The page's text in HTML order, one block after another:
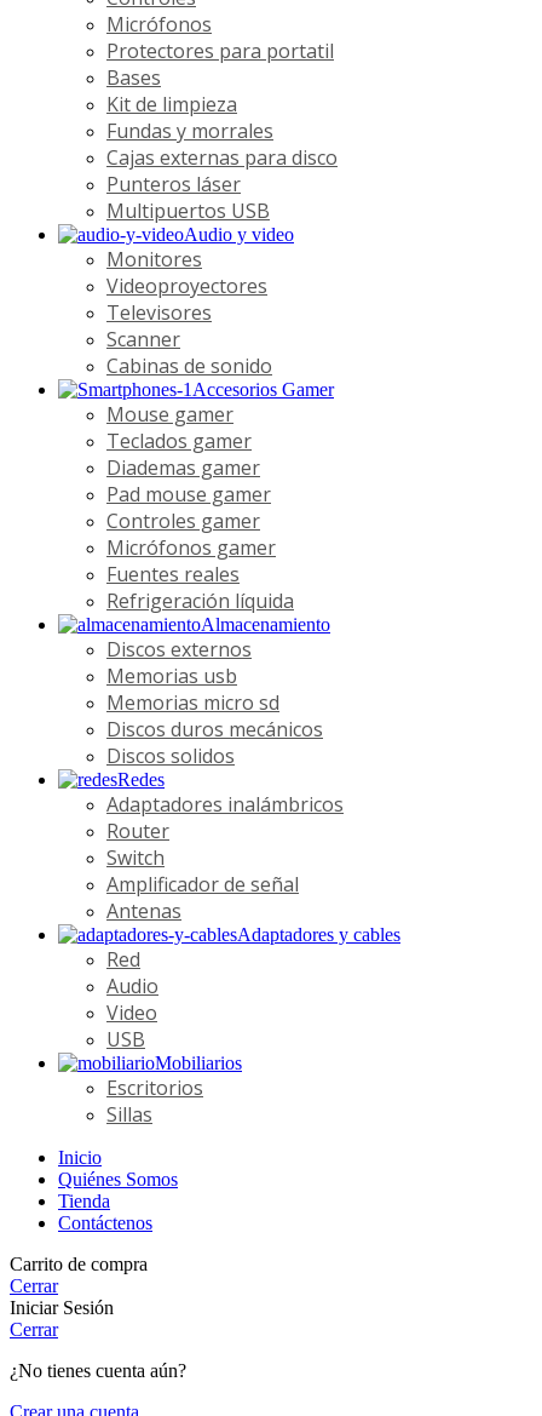
Micrófonos
Protectores para portatil
Bases
Kit de limpieza
Fundas y morrales
Cajas externas para disco
Punteros láser
Multipuertos USB
Audio y video
Monitores
Videoproyectores
Televisores
Scanner
Cabinas de sonido
Accesorios Gamer
Mouse gamer
Teclados gamer
Diademas gamer
Pad mouse gamer
Controles gamer
Micrófonos gamer
Fuentes reales
Refrigeración líquida
Almacenamiento
Discos externos
Memorias usb
Memorias micro sd
Discos duros mecánicos
Discos solidos
Redes
Adaptadores inalámbricos
Router
Switch
Amplificador de señal
Antenas
Adaptadores y cables
Red
Audio
Video
USB
Mobiliarios
Escritorios
Sillas
Inicio
Quiénes Somos
Tienda
Contáctenos
Carrito de compra
Cerrar
Iniciar Sesión
Cerrar
¿No tienes cuenta aún?
Crear una cuenta